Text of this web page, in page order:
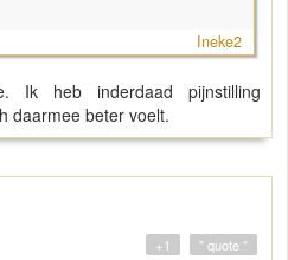
Ineke2
Ik heb inderdaad pijnstilling
daarmee beter voelt.
" quote "
+1